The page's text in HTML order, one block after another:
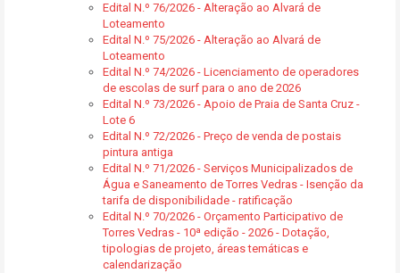
Edital N.º 76/2026 - Alteração ao Alvará de
Loteamento
Edital N.º 75/2026 - Alteração ao Alvará de
Loteamento
Edital N.º 74/2026 - Licenciamento de operadores
de escolas de surf para o ano de 2026
Edital N.º 73/2026 - Apoio de Praia de Santa Cruz -
Lote 6
Edital N.º 72/2026 - Preço de venda de postais
pintura antiga
Edital N.º 71/2026 - Serviços Municipalizados de
Água e Saneamento de Torres Vedras - Isenção da
tarifa de disponibilidade - ratificação
Edital N.º 70/2026 - Orçamento Participativo de
Torres Vedras - 10ª edição - 2026 - Dotação,
tipologias de projeto, áreas temáticas e
calendarização